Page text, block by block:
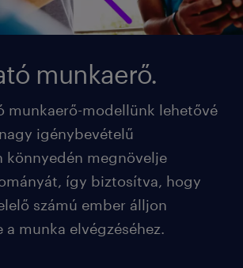
munkaerő.
munkaerő-modellünk lehetővé
igénybevételű
könnyedén megnövelje
így biztosítva, hogy
számú ember álljon
a munka elvégzéséhez.